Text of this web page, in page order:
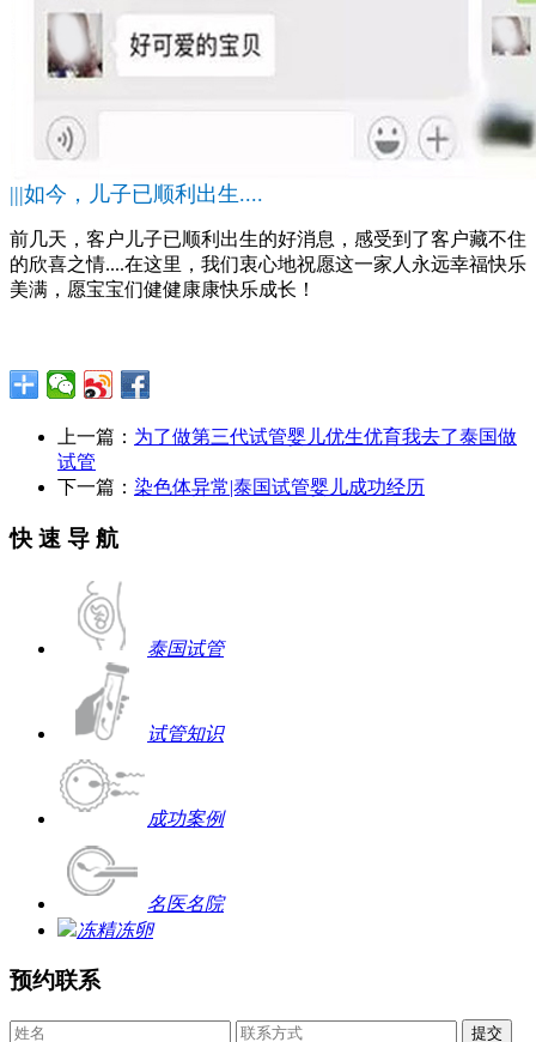
|||如今，儿子已顺利出生....
前几天，客户儿子已顺利出生的好消息，感受到了客户藏不住
的欣喜之情....在这里，我们衷心地祝愿这一家人永远幸福快乐
美满，愿宝宝们健健康康快乐成长！
上一篇： 为了做第三代试管婴儿优生优育我去了泰国做
试管
下一篇： 染色体异常|泰国试管婴儿成功经历
快 速 导 航
泰国试管
试管知识
成功案例
名医名院
冻精冻卵
预约联系